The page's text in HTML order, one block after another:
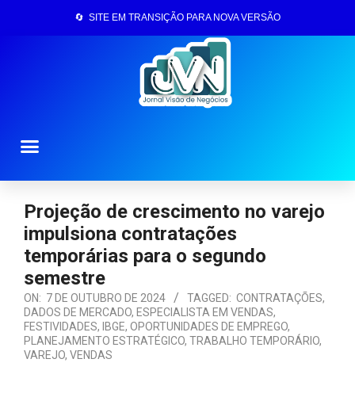
🔄 SITE EM TRANSIÇÃO PARA NOVA VERSÃO
Projeção de crescimento no varejo
impulsiona contratações
temporárias para o segundo
semestre
ON: 7 DE OUTUBRO DE 2024 TAGGED: CONTRATAÇÕES,
DADOS DE MERCADO, ESPECIALISTA EM VENDAS,
FESTIVIDADES, IBGE, OPORTUNIDADES DE EMPREGO,
PLANEJAMENTO ESTRATÉGICO, TRABALHO TEMPORÁRIO,
VAREJO, VENDAS